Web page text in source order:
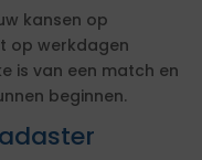
kansen op
op werkdagen
is van een match en
beginnen.